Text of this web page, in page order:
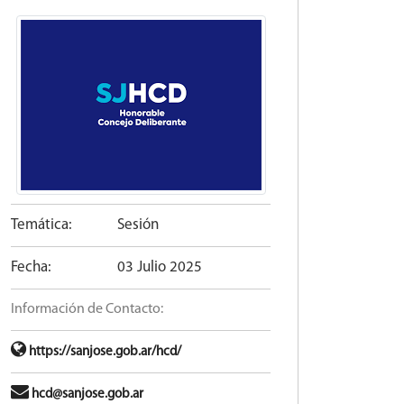
Temática: Sesión
Fecha: 03 Julio 2025
Información de Contacto:
https://sanjose.gob.ar/hcd/
hcd@sanjose.gob.ar